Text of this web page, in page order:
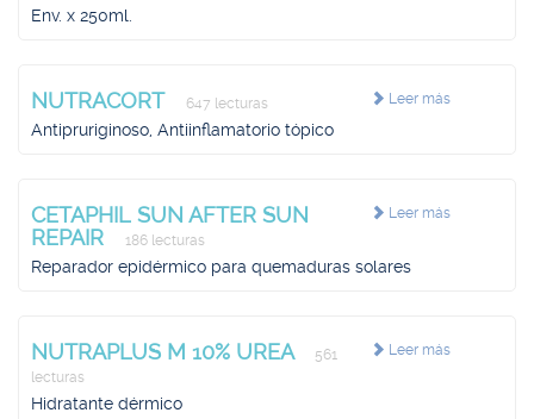
Env. x 250ml.
Leer más
NUTRACORT 647 lecturas
Antipruriginoso, Antiinflamatorio tópico
Leer más
CETAPHIL SUN AFTER SUN
REPAIR
186 lecturas
Reparador epidérmico para quemaduras solares
Leer más
NUTRAPLUS M 10% UREA
561
lecturas
Hidratante dérmico